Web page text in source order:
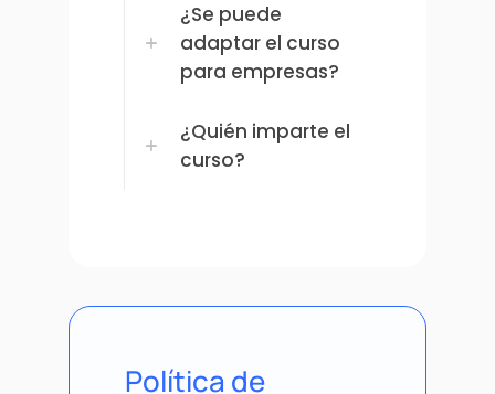
¿Se puede
adaptar el curso
para empresas?
¿Quién imparte el
curso?
Política de